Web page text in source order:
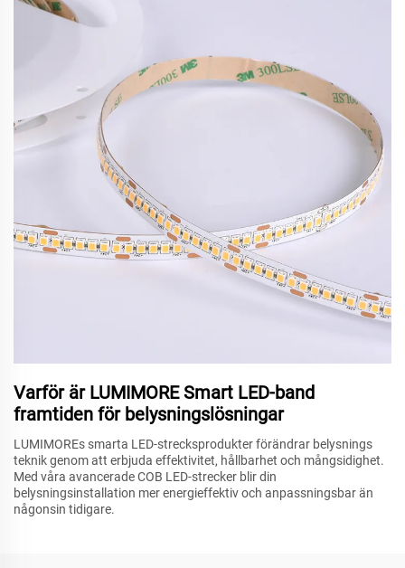
Varför är LUMIMORE Smart LED-band
framtiden för belysningslösningar
LUMIMOREs smarta LED-strecksprodukter förändrar belysnings
teknik genom att erbjuda effektivitet, hållbarhet och mångsidighet.
Med våra avancerade COB LED-strecker blir din
belysningsinstallation mer energieffektiv och anpassningsbar än
någonsin tidigare.